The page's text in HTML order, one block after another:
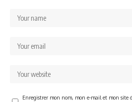
Enregistrer mon nom, mon e-mail et mon site